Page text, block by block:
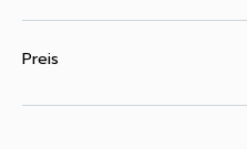
Preis